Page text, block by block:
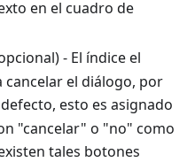
en el cuadro de
- El índice el
cancelar el diálogo, por
esto es asignado
"cancelar" o "no" como
tales botones